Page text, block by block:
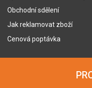
Obchodní sdělení
Jak reklamovat zboží
Cenová poptávka